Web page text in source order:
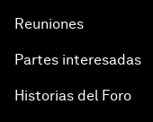
Reuniones
Partes interesadas
Historias del Foro